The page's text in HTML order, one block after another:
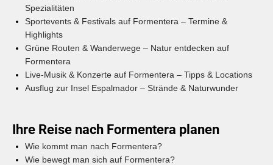
Spezialitäten
Sportevents & Festivals auf Formentera – Termine &
Highlights
Grüne Routen & Wanderwege – Natur entdecken auf
Formentera
Live-Musik & Konzerte auf Formentera – Tipps & Locations
Ausflug zur Insel Espalmador – Strände & Naturwunder
Ihre Reise nach Formentera planen
Wie kommt man nach Formentera?
Wie bewegt man sich auf Formentera?